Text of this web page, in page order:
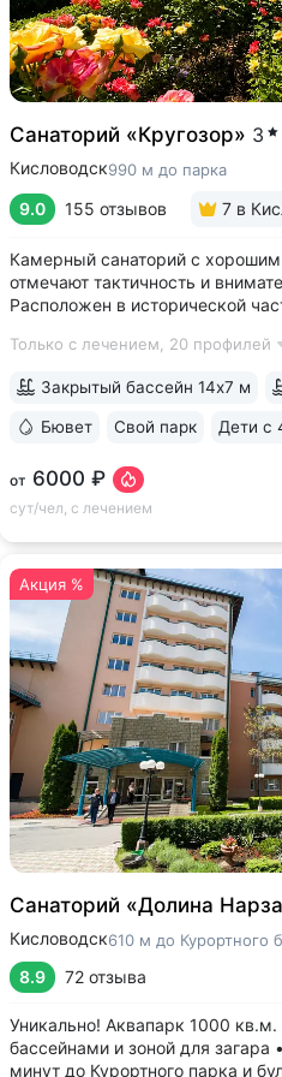
Санаторий «Кругозор» 3
Кисловодск990 м до парка
9.0 155 отзывов 7 в
Камерный санаторий с
отмечают тактичность и
Расположен в исторической
лестницы и входа в Курортный
Только с лечением, 20 профилей
от 6000 ₽
сут/чел, с лечением
Закрытый бассейн 14х7 м
Бювет Свой парк Дети с
Акция %
Санаторий «Долина
Кисловодск610 м до Курортного
8.9 72 отзыва
Уникально! Аквапарк 1000
бассейнами и зоной для загара
минут до Курортного парка и